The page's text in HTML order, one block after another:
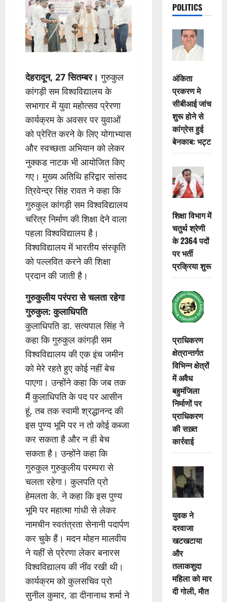
देहरादून, 27 सितम्बर। गुरुकुल
कांगड़ी सम विश्वविद्यालय के
सभागार में युवा महोत्सव प्रेरणा
कार्यक्रम के अवसर पर युवाओं
को प्रेरित करने के लिए योगाभ्यास
और स्वच्छता अभियान को लेकर
नुक्कड नाटक भी आयोजित किए
गए। मुख्य अतिथि हरिद्वार सांसद
त्रिवेन्द्र सिंह रावत ने कहा कि
गुरुकुल कांगड़ी सम विश्वविद्यालय
चरित्र निर्माण की शिक्षा देने वाला
पहला विश्वविद्यालय है।
विश्वविद्यालय में भारतीय संस्कृति
को पल्लवित करने की शिक्षा
प्रदान की जाती है।
गुरुकुलीय परंपरा से चलता रहेगा
गुरुकुल: कुलाधिपति
कुलाधिपति डा. सत्यपाल सिंह ने
कहा कि गुरुकुल कांगड़ी सम
विश्वविद्यालय की एक इंच जमीन
को मेरे रहते हुए कोई नहीं बेच
पाएगा। उन्होंने कहा कि जब तक
मैं कुलाधिपति के पद पर आसीन
हूं, तब तक स्वामी श्रद्धानन्द की
इस पुण्य भूमि पर न तो कोई कब्जा
कर सकता है और न ही बेच
सकता है। उन्होंने कहा कि
गुरुकुल गुरुकुलीय परम्परा से
चलता रहेगा। कुलपति प्रो
हेमलता के. ने कहा कि इस पुण्य
भूमि पर महात्मा गांधी से लेकर
नामचीन स्वतंत्रता सेनानी पदार्पण
कर चुके हैं। मदन मोहन मालवीय
ने यहीं से प्रेरणा लेकर बनारस
विश्वविद्यालय की नींव रखी थी।
कार्यक्रम को कुलसचिव प्रो
सुनील कुमार, डा दीनानाथ शर्मा ने
POLITICS
अंकिता
प्रकरण मे
सीबीआई जांच
शुरू होने से
कांग्रेस हुई
बेनकाब: भट्ट
शिक्षा विभाग में
चतुर्थ श्रेणी
के 2364 पदों
पर भर्ती
प्रक्रिया शुरू
प्राधिकरण
क्षेत्रान्तर्गत
विभिन्न क्षेत्रों
में अवैध
बहुमंजिला
निर्माणों पर
प्राधिकरण
की सख़्त
कार्रवाई
युवक ने
दरवाजा
खटखटाया
और
तलाकशुदा
महिला को मार
दी गोली, माैत